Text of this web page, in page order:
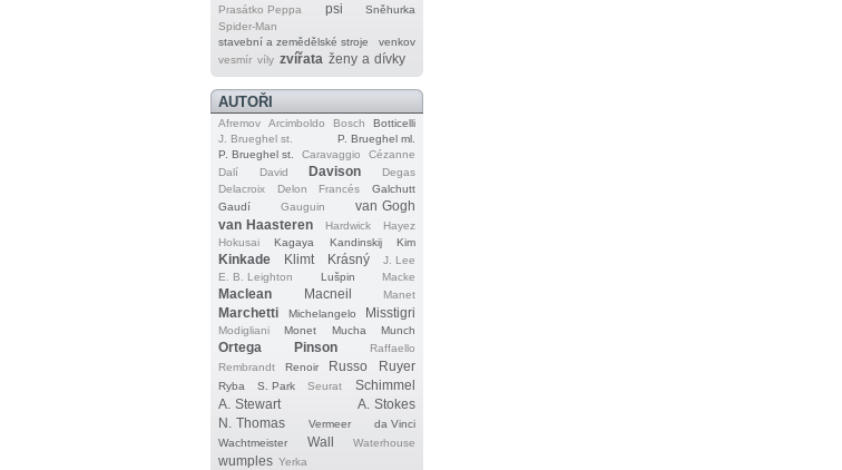
Prasátko Peppa psi
Sněhurka
Spider‐Man
stavební a zemědělské stroje
venkov
vesmír víly zvířata ženy a dívky
AUTOŘI
Afremov Arcimboldo Bosch
Botticelli
J. Brueghel st.
P. Brueghel ml.
P. Brueghel st.
Caravaggio
Cézanne
Dalí
David Davison
Degas
Delacroix
Delon Francés
Galchutt
Gaudí
Gauguin
van Gogh
van Haasteren
Hardwick
Hayez
Hokusai
Kagaya Kandinskij Kim
Kinkade Klimt Krásný
J. Lee
E. B. Leighton
Lušpin Macke
Maclean Macneil Manet
Marchetti Michelangelo Misstigri
Modigliani Monet Mucha Munch
Ortega Pinson
Raffaello
Rembrandt
Renoir Russo Ruyer
Ryba S. Park Seurat
Schimmel
A. Stewart
A. Stokes
N. Thomas
Vermeer
da Vinci
Wachtmeister
Wall Waterhouse
wumples Yerka